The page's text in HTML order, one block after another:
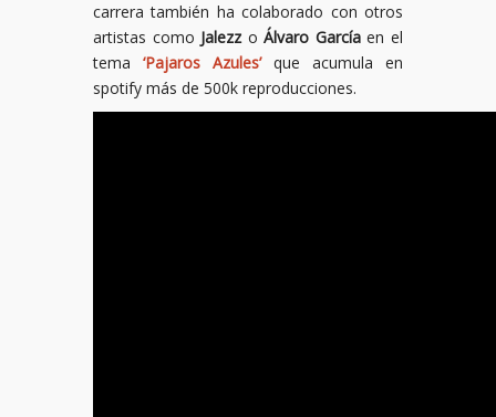
carrera también ha colaborado con otros
artistas como Jalezz oÁlvaro Garcíaen el
tema ‘Pajaros Azules’ que acumula en
spotify más de 500k reproducciones.